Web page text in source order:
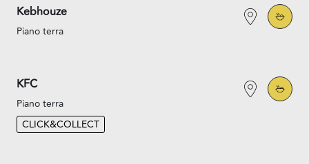
Kebhouze
Piano terra
KFC
Piano terra
CLICK&COLLECT